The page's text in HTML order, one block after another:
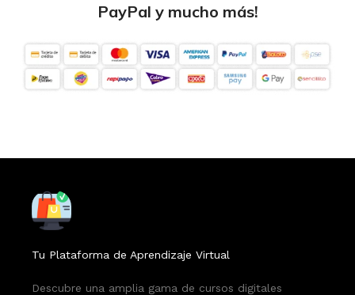
PayPal y mucho más!
Tu Plataforma de Aprendizaje Virtual
Descubre una amplia gama de cursos digitales